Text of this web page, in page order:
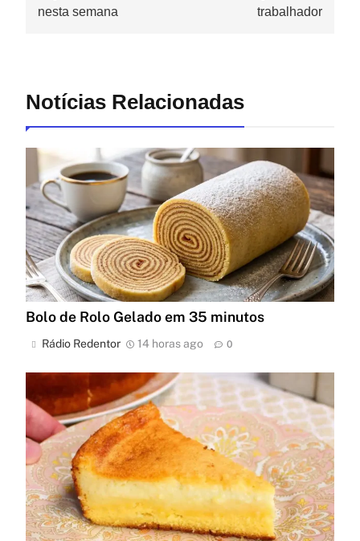
nesta semana
trabalhador
Notícias Relacionadas
Bolo de Rolo Gelado em 35 minutos
Rádio Redentor 14 horas ago 0